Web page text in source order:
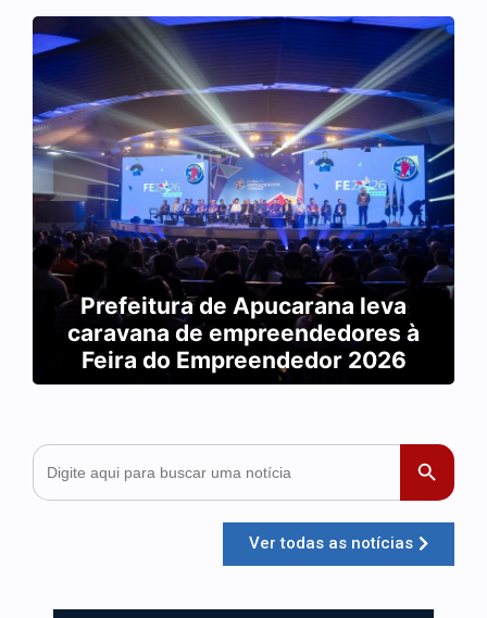
Prefeitura de Apucarana leva
caravana de empreendedores à
Feira do Empreendedor 2026
Search
for:
Search Button
Ver todas as notícias